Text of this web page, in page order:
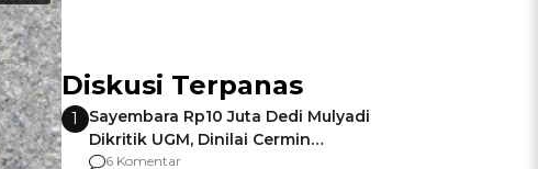
Diskusi Terpanas
1
Sayembara Rp10 Juta Dedi Mulyadi
Dikritik UGM, Dinilai Cermin
Gagalnya Negara Jamin Keamanan
6 Komentar